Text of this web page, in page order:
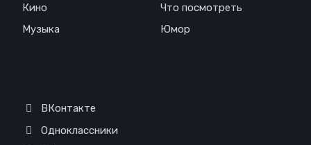
Кино
Музыка
Что посмотреть
Юмор
ВКонтакте
Одноклассники